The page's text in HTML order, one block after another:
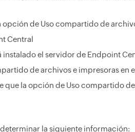
de Uso compartido de
Central
el servidor de Endpoint
de archivos e impresoras en
que la opción de Uso compartido
la siguiente información: